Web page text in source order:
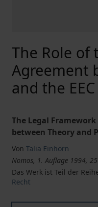
The Role of
Agreement
and the EEC
The Legal
between Theory and
Von Talia Einhorn
Nomos, 1. Auflage 1994,
Das Werk ist Teil der
Recht